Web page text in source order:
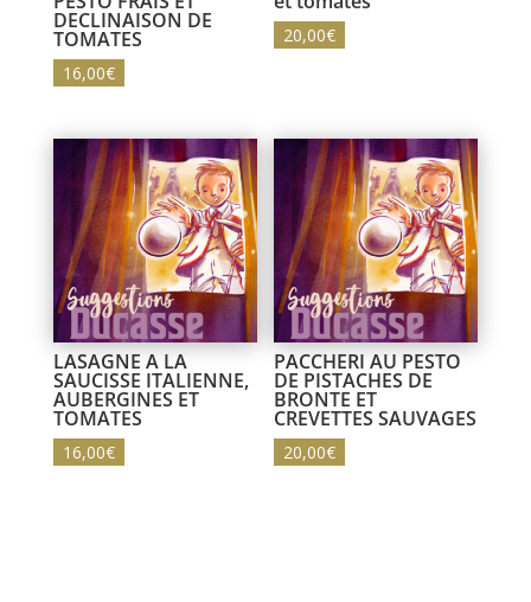
DECLINAISON DE
TOMATES
16,00€
20,00€
LASAGNE A LA
SAUCISSE ITALIENNE,
AUBERGINES ET
TOMATES
16,00€
PACCHERI AU PESTO
DE PISTACHES DE
BRONTE ET
CREVETTES SAUVAGES
20,00€